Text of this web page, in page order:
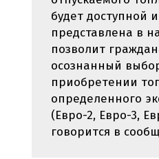
будет доступной
представлена в
позволит
осознанный
приобретении
определенного
(Евро-2, Евро-3,
говорится в